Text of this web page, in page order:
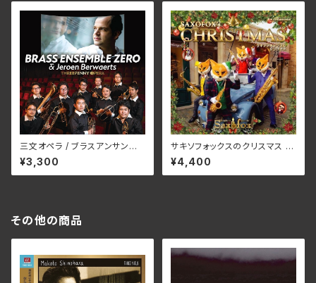
三文オペラ / ブラスアンサンブ
ル・ゼロ＆イエルーン・ベルワル
ツ
¥3,300
サキソフォックスのクリスマス /
サキソフォックス
¥4,400
その他の商品